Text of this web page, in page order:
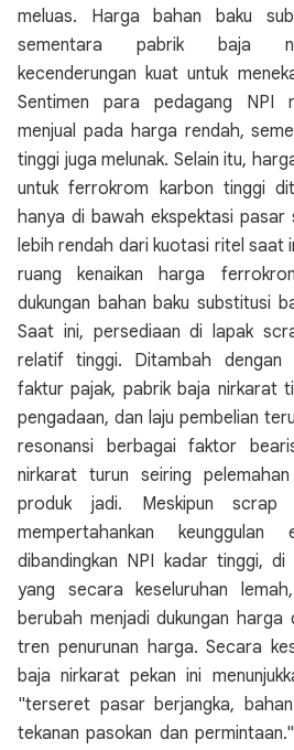
meluas. Harga bahan baku
sementara pabrik baja
kecenderungan kuat untuk
Sentimen para pedagang NPI
menjual pada harga rendah,
tinggi juga melunak. Selain itu,
untuk ferrokrom karbon tinggi
hanya di bawah ekspektasi pasar
lebih rendah dari kuotasi ritel saat
ruang kenaikan harga
dukungan bahan baku substitusi
Saat ini, persediaan di lapak
relatif tinggi. Ditambah dengan
faktur pajak, pabrik baja nirkarat
pengadaan, dan laju pembelian
resonansi berbagai faktor
nirkarat turun seiring
produk jadi. Meskipun
mempertahankan
dibandingkan NPI kadar tinggi,
yang secara keseluruhan
berubah menjadi dukungan harga
tren penurunan harga. Secara
baja nirkarat pekan ini
"terseret pasar berjangka,
tekanan pasokan dan